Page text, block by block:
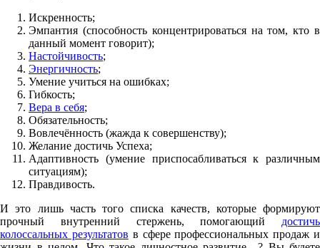
Искренность;
Эмпантия (способность концентрироваться на том, кто в
данный момент говорит);
Настойчивость;
Энергичность;
Умение учиться на ошибках;
Гибкость;
Вера в себя;
Обязательность;
Вовлечённость (жажда к совершенству);
Желание достичь Успеха;
Адаптивность (умение приспосабливаться к различным
ситуациям);
Правдивость.
И это лишь часть того списка качеств, которые формируют
прочный внутренний стержень, помогающий достичь
колоссальных результатов в сфере профессиональных продаж и